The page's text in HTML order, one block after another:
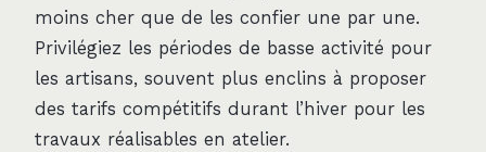
moins cher que de les confier une par une.
Privilégiez les périodes de basse activité pour
les artisans, souvent plus enclins à proposer
des tarifs compétitifs durant l’hiver pour les
travaux réalisables en atelier.